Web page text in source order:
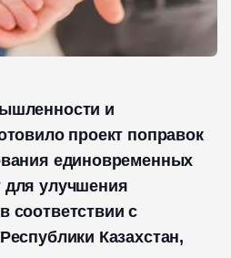
и
проект поправок
единовременных
улучшения
соответствии с
Казахстан,